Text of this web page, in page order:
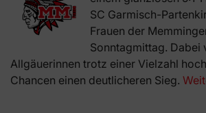
SC Garmisch-
Frauen der
Sonntagmittag. Dabei
Allgäuerinnen trotz einer Vielzahl
Chancen einen deutlicheren Sieg.